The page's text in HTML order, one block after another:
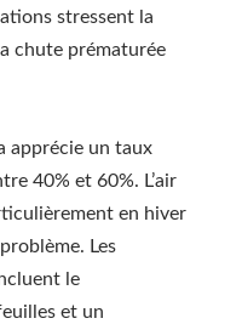
stressent la
chute prématurée
apprécie un taux
40% et 60%. L’air
en hiver
Les
le
et un